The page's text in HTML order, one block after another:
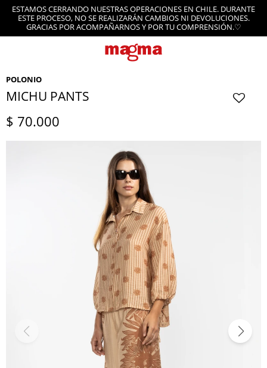
ESTAMOS CERRANDO NUESTRAS OPERACIONES EN CHILE. DURANTE
ESTE PROCESO, NO SE REALIZARÁN CAMBIOS NI DEVOLUCIONES.
GRACIAS POR ACOMPAÑARNOS Y POR TU COMPRENSIÓN.♡
POLONIO
MICHU PANTS
$ 70.000